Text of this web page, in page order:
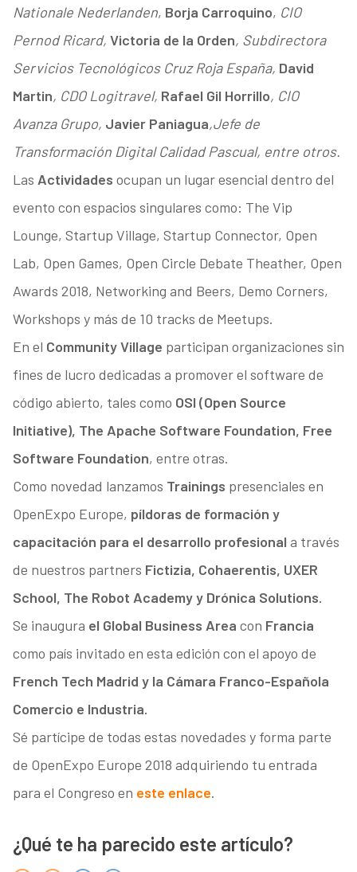
Nationale Nederlanden, Borja Carroquino, CIO
Pernod Ricard, Victoria de la Orden, Subdirectora
Servicios Tecnológicos Cruz Roja España, David
Martin, CDO Logitravel, Rafael Gil Horrillo, CIO
Avanza Grupo, Javier Paniagua,Jefe de
Transformación Digital Calidad Pascual, entre otros.
Las Actividades ocupan un lugar esencial dentro del
evento con espacios singulares como: The Vip
Lounge, Startup Village, Startup Connector, Open
Lab, Open Games, Open Circle Debate Theather, Open
Awards 2018, Networking and Beers, Demo Corners,
Workshops y más de 10 tracks de Meetups.
En el Community Village participan organizaciones sin
fines de lucro dedicadas a promover el software de
código abierto, tales como OSI (Open Source
Initiative), The Apache Software Foundation, Free
Software Foundation, entre otras.
Como novedad lanzamos Trainings presenciales en
OpenExpo Europe, píldoras de formación y
capacitación para el desarrollo profesional a través
de nuestros partners Fictizia, Cohaerentis, UXER
School, The Robot Academy y Drónica Solutions.
Se inaugura el Global Business Area con Francia
como país invitado en esta edición con el apoyo de
French Tech Madrid y la Cámara Franco-Española
Comercio e Industria.
Sé partícipe de todas estas novedades y forma parte
de OpenExpo Europe 2018 adquiriendo tu entrada
para el Congreso en este enlace.
¿Qué te ha parecido este artículo?